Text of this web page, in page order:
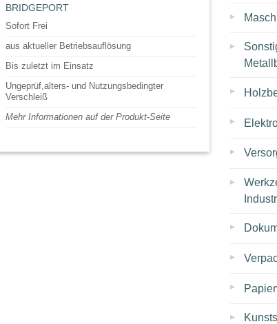
BRIDGEPORT
Sofort Frei
aus aktueller Betriebsauflösung
Bis zuletzt im Einsatz
Ungeprüf,alters- und Nutzungsbedingter
Verschleiß
Mehr Informationen auf der Produkt-Seite
▸
▸
▸
▸
▸
▸
▸
▸
▸
▸